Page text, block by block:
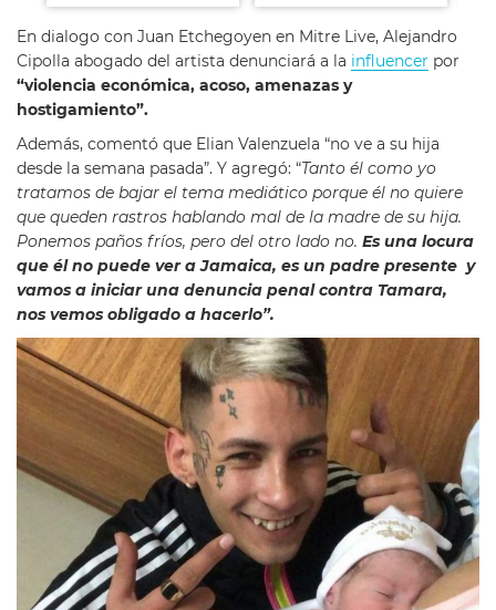
En dialogo con Juan Etchegoyen en Mitre Live, Alejandro
Cipolla abogado del artista denunciará a la influencer por
“violencia económica, acoso, amenazas y
hostigamiento”.
Además, comentó que Elian Valenzuela “no ve a su hija
desde la semana pasada”. Y agregó: “Tanto él como yo
tratamos de bajar el tema mediático porque él no quiere
que queden rastros hablando mal de la madre de su hija.
Ponemos paños fríos, pero del otro lado no. Es una locura
que él no puede ver a Jamaica, es un padre presente y
vamos a iniciar una denuncia penal contra Tamara,
nos vemos obligado a hacerlo”.